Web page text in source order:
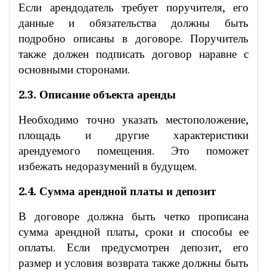
Если арендодатель требует поручителя, его
данные и обязательства должны быть
подробно описаны в договоре. Поручитель
также должен подписать договор наравне с
основными сторонами.
2.3. Описание объекта аренды
Необходимо точно указать местоположение,
площадь и другие характеристики
арендуемого помещения. Это поможет
избежать недоразумений в будущем.
2.4. Сумма арендной платы и депозит
В договоре должна быть четко прописана
сумма арендной платы, сроки и способы ее
оплаты. Если предусмотрен депозит, его
размер и условия возврата также должны быть